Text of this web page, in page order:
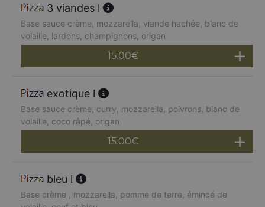
3 viandes l
Base sauce crème, mozzarella, viande hachée, blanc de
volaille, lardons, champignons, origan
15.00€
exotique l
Base sauce crème, curry, mozzarella, poivrons, blanc de
volaille, coco râpé, origan
15.00€
bleu l
Base crème , mozzarella, pomme de terre, émincé de